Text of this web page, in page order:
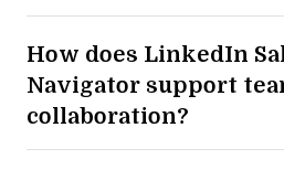
How does LinkedIn
Navigator support
collaboration?